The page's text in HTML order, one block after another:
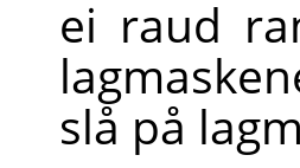
ei raud
slå på